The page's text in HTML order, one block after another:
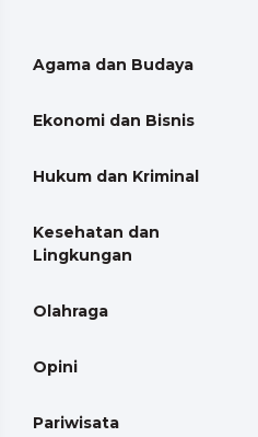
Agama dan Budaya
Ekonomi dan Bisnis
Hukum dan Kriminal
Kesehatan dan
Lingkungan
Olahraga
Opini
Pariwisata